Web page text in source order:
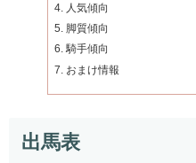
人気傾向
脚質傾向
騎手傾向
おまけ情報
出馬表